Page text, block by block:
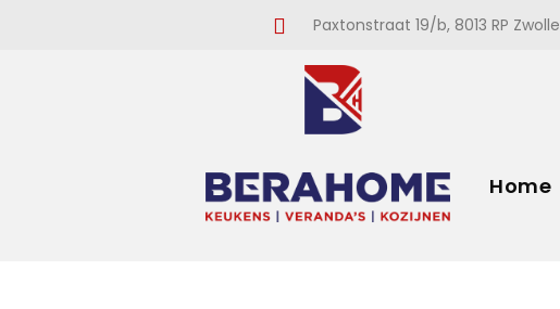
Paxtonstraat 19/b, 8013 RP Zwolle
Home